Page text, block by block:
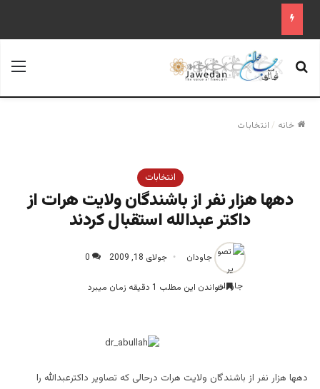
جستجو برای
خانه / انتخابات
انتخابات
دهها هزار نفر از باشندگان ولایت هرات از
داکتر عبدالله استقبال کردند
جاودان جولای 18, 2009 0
خواندن این مطلب 1 دقیقه زمان میبرد
دهها هزار نفر از باشندگان ولایت هرات درحالی که تصاویر داکترعبدالله را